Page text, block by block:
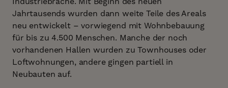
Jahrtausends wurden dann weite Teile des Areals
neu entwickelt – vorwiegend mit Wohnbebauung
für bis zu 4.500 Menschen. Manche der noch
vorhandenen Hallen wurden zu Townhouses oder
Loftwohnungen, andere gingen partiell in
Neubauten auf.